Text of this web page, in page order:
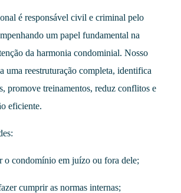
é responsável civil e criminal pelo
um papel fundamental na
da harmonia condominial. Nosso
uma reestruturação completa, identifica
promove treinamentos, reduz conflitos e
eficiente.
o condomínio em juízo ou fora dele;
cumprir as normas internas;